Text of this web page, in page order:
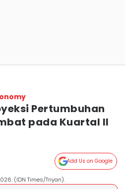
Pertumbuhan
pada Kuartal II
Add Us on Google
(IDN Times/Triyan).